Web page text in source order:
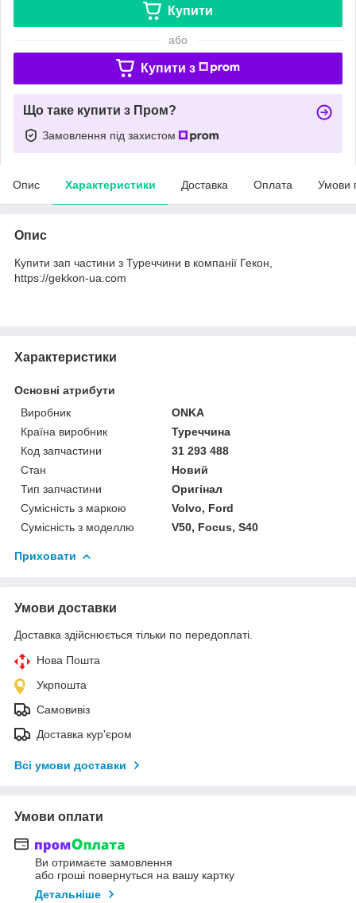
Купити
або
Купити з
Що таке купити з Пром?
Замовлення під захистом
Опис Характеристики Доставка Оплата Умови
Опис
Купити зап частини з Туреччини в компанії Гекон,
https://gekkon-ua.com
Характеристики
Основні атрибути
Виробник
ONKA
Країна виробник
Туреччина
Код запчастини
31 293 488
Стан
Новий
Тип запчастини
Оригінал
Сумісність з маркою
Volvo, Ford
Сумісність з моделлю
V50, Focus, S40
Приховати
Умови доставки
Доставка здійснюється тільки по передоплаті.
Нова Пошта
Укрпошта
Самовивіз
Доставка кур'єром
Всі умови доставки
Умови оплати
Ви отримаєте замовлення
або гроші повернуться на вашу картку
Детальніше